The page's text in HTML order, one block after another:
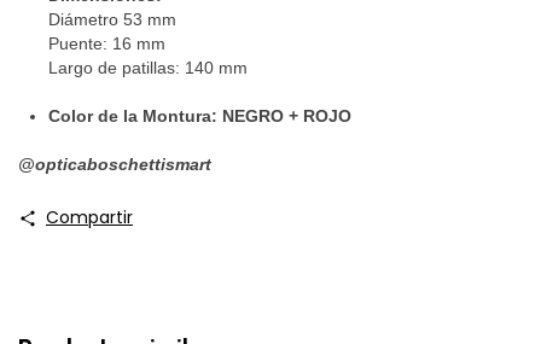
Diámetro 53 mm
Puente: 16 mm
Largo de patillas: 140 mm
Color de la Montura: NEGRO + ROJO
@‌opticaboschettismart
Compartir